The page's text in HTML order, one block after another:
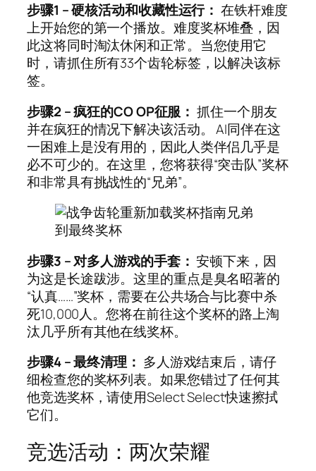
步骤1 – 硬核活动和收藏性运行： 在铁杆难度
上开始您的第一个播放。难度奖杯堆叠，因
此这将同时淘汰休闲和正常。当您使用它
时，请抓住所有33个齿轮标签，以解决该标
签。
步骤2 – 疯狂的CO OP征服： 抓住一个朋友
并在疯狂的情况下解决该活动。 AI同伴在这
一困难上是没有用的，因此人类伴侣几乎是
必不可少的。在这里，您将获得“突击队”奖杯
和非常具有挑战性的“兄弟”。
步骤3 – 对多人游戏的手套： 安顿下来，因
为这是长途跋涉。这里的重点是臭名昭著的
“认真……”奖杯，需要在公共场合与比赛中杀
死10,000人。您将在前往这个奖杯的路上淘
汰几乎所有其他在线奖杯。
步骤4 – 最终清理： 多人游戏结束后，请仔
细检查您的奖杯列表。如果您错过了任何其
他竞选奖杯，请使用Select Select快速擦拭
它们。
竞选活动：两次荣耀